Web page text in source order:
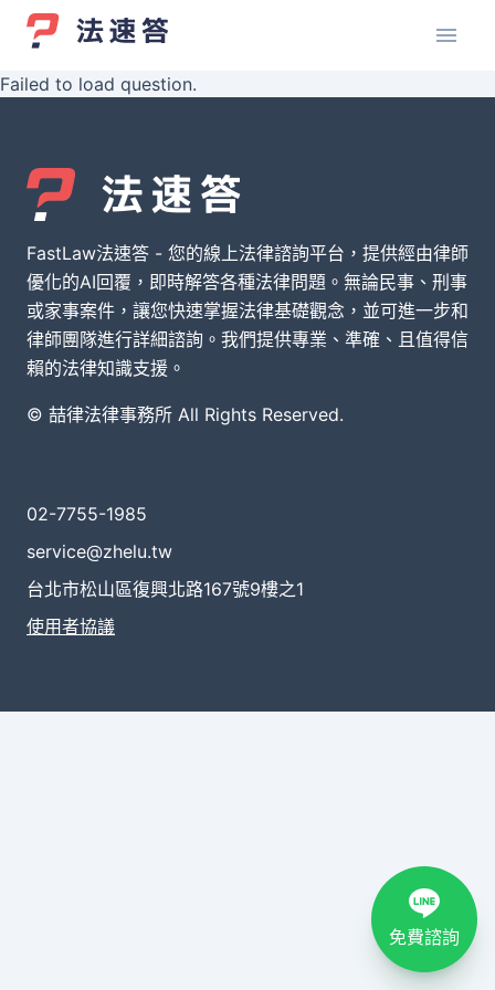
Failed to load question.
FastLaw法速答 - 您的線上法律諮詢平台，提供經由律師
優化的AI回覆，即時解答各種法律問題。無論民事、刑事
或家事案件，讓您快速掌握法律基礎觀念，並可進一步和
律師團隊進行詳細諮詢。我們提供專業、準確、且值得信
賴的法律知識支援。
© 喆律法律事務所 All Rights Reserved.
02-7755-1985
service@zhelu.tw
台北市松山區復興北路167號9樓之1
使用者協議
免費諮詢